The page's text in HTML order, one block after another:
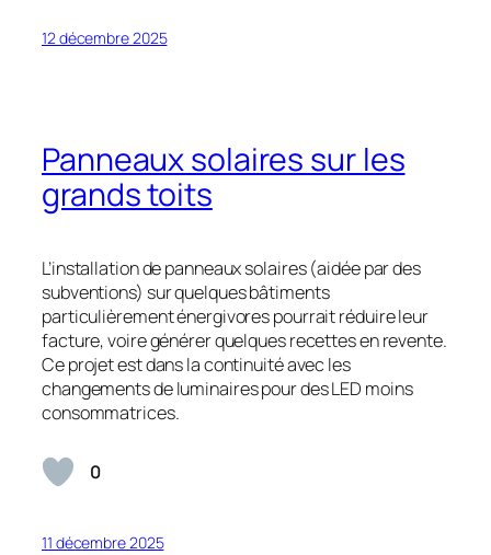
12 décembre 2025
Panneaux solaires sur les
grands toits
L’installation de panneaux solaires (aidée par des
subventions) sur quelques bâtiments
particulièrement énergivores pourrait réduire leur
facture, voire générer quelques recettes en revente.
Ce projet est dans la continuité avec les
changements de luminaires pour des LED moins
consommatrices.
0
11 décembre 2025